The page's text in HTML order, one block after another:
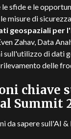
sfide e le
misure di
geospaziali per
Zahav, Data
sull'utilizzo di dati
delle
chiave
Summit
da sapere sull'AI